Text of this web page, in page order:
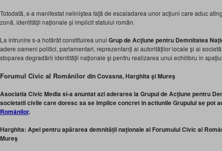
Totodată, s-a manifestat neliniştea faţă de escaladarea unor acţiuni care aduc
zonă, identităţii naţionale şi implicit statului român.
La întrunire s-a hotărât constituirea unui Grup deAcţiune pentru Demnitatea
adere oameni politici, parlamentari, reprezentanţi ai autorităţilor locale şi ai
stoparea degradării identităţii naţionale şi pentru realizarea unui echilibru în
Forumul Civic al Românilor din Covasna, Harghita şi Mureş
Asociatia Civic Media si-a anuntat azi aderarea la Grupul deAcţiune pentru
societatii civile care doresc sa se implice concret in actiunile Grupului se pot
Românilor.
Harghita: Apel pentru apărarea demnităţii naţionale al Forumului Civic al
Mureş